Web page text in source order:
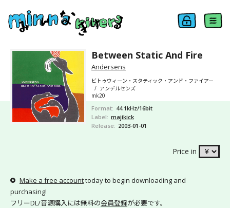
Between Static And Fire
Andersens
ビトゥウィーン・スタティック・アンド・ファイアー
/ アンデルセンズ
mk20
Format 44.1kHz/16bit
Label majikick
Release 2003-01-01
Price in
Make a free accounttoday to begin downloading and
purchasing!
フリーDL/音源購入には無料の会員登録が必要です。